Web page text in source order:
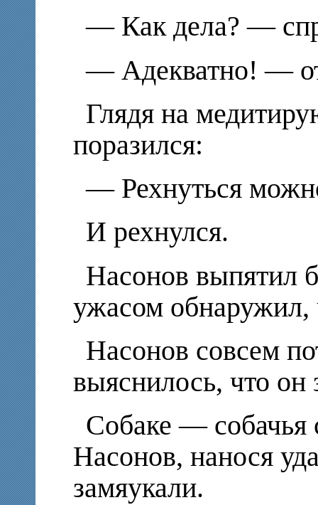
— Как дела? —
— Адекватно! —
Глядя на
поразился:
— Рехнуться
И рехнулся.
Насонов выпятил
ужасом
Насонов совсем
выяснилось, что он
Собаке —
Насонов, нанося
замяукали.